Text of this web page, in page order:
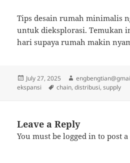
Tips desain rumah minimalis
untuk dieksplorasi. Temukan
hari supaya rumah makin
Posted
on
July 27, 2025 Author
ekspansi
Tags
chain,distribusi,supply
Leave a Reply
You must belogged in to post